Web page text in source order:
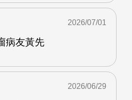
病友黃先
2026/07/01
2026/06/29